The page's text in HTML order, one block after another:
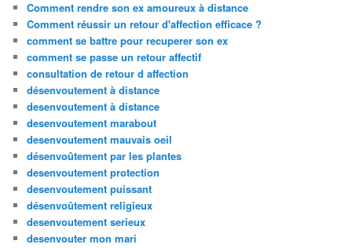
Comment rendre son ex amoureux à distance
Comment réussir un retour d'affection efficace ?
comment se battre pour recuperer son ex
comment se passe un retour affectif
consultation de retour d affection
désenvoutement à distance
desenvoutement à distance
desenvoutement marabout
desenvoutement mauvais oeil
désenvoûtement par les plantes
desenvoutement protection
desenvoutement puissant
désenvoûtement religieux
desenvoutement serieux
desenvouter mon mari